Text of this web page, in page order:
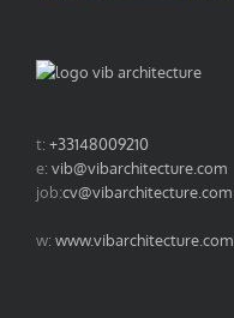
t: +33148009210
e: vib@vibarchitecture.com
job:cv@vibarchitecture.com
w: www.vibarchitecture.com